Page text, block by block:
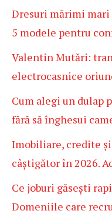
Dresuri mărimi mari
5 modele pentru
Valentin Mutări:
electrocasnice
Cum alegi un dulap
fără să înghesui
Imobiliare, credite
câștigător în 2026.
Ce joburi găsești
Domeniile care